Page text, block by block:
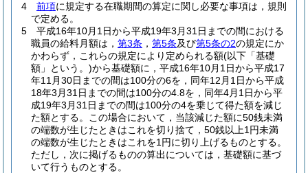
4
前項に規定する在職期間の算定に関し必要な事項は，規則
で定める。
5
平成16年10月1日から平成19年3月31日までの間における
職員の給料月額は， 第3条 ， 第5条及び第5条の2の規定にか
かわらず，これらの規定により定められる額(以下「基礎
額」という。)から基礎額に，平成16年10月1日から平成17
年11月30日までの間は100分の6を，同年12月1日から平成
18年3月31日までの間は100分の4.8を，同年4月1日から平
成19年3月31日までの間は100分の4を乗じて得た額を減じ
た額とする。
この場合において，当該減じた額に50銭未満
の端数が生じたときはこれを切り捨て，50銭以上1円未満
の端数が生じたときはこれを1円に切り上げるものとする。
ただし，次に掲げるものの算出については，基礎額に基づ
いて行うものとする。